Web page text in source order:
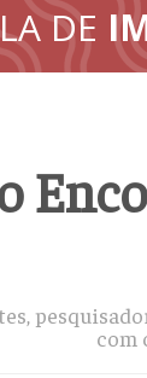
DE
com